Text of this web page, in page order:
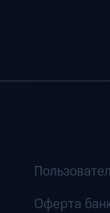
Оферта